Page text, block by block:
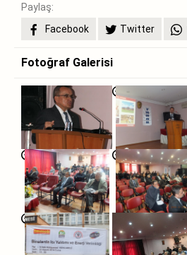
Paylaş:
Facebook
Twitter
Fotoğraf Galerisi